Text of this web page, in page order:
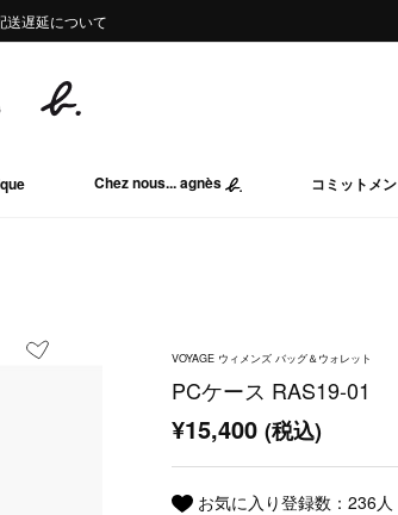
送遅延について
送遅延について
送遅延について
Chez nous... agnès コミットメ
VOYAGE ウィメンズ バッグ＆ウォレット
PCケース RAS19-01
¥15,400(税込)
お気に入り登録数：236人